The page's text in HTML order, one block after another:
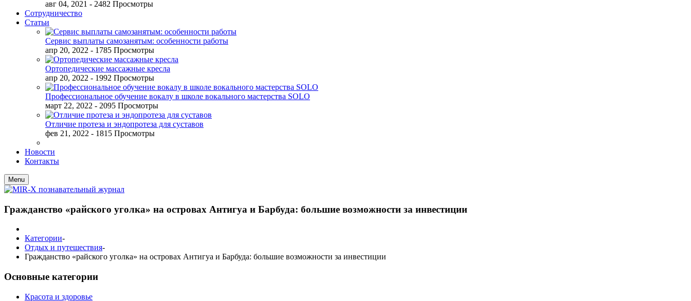
авг 04, 2021 - 2482 Просмотры
Сотрудничество
Статьи
Сервис выплаты самозанятым: особенности работы
апр 20, 2022 - 1785 Просмотры
Ортопедические массажные кресла
апр 20, 2022 - 1992 Просмотры
Профессиональное обучение вокалу в школе вокального мастерства SOLO
март 22, 2022 - 2095 Просмотры
Отличие протеза и эндопротеза для суставов
фев 21, 2022 - 1815 Просмотры
Новости
Контакты
Menu
Гражданство «райского уголка» на островах Антигуа и Барбуда: большие возможности за инвестиции
Категории-
Отдых и путешествия-
Гражданство «райского уголка» на островах Антигуа и Барбуда: большие возможности за инвестиции
Основные категории
Красота и здоровье